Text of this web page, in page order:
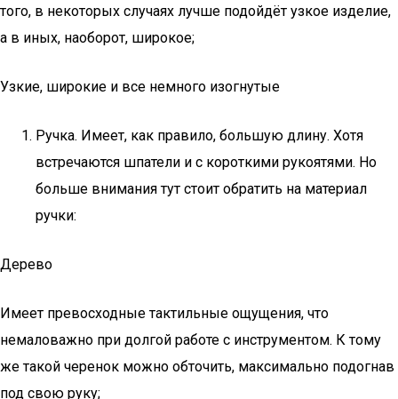
того, в некоторых случаях лучше подойдёт узкое изделие,
а в иных, наоборот, широкое;
Узкие, широкие и все немного изогнутые
Ручка. Имеет, как правило, большую длину. Хотя
встречаются шпатели и с короткими рукоятями. Но
больше внимания тут стоит обратить на материал
ручки:
Дерево
Имеет превосходные тактильные ощущения, что
немаловажно при долгой работе с инструментом. К тому
же такой черенок можно обточить, максимально подогнав
под свою руку;